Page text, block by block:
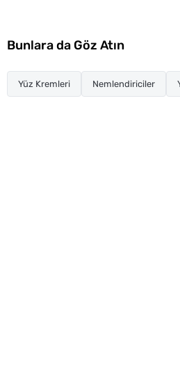
Bunlara da Göz Atın
Yüz Kremleri Nemlendiriciler